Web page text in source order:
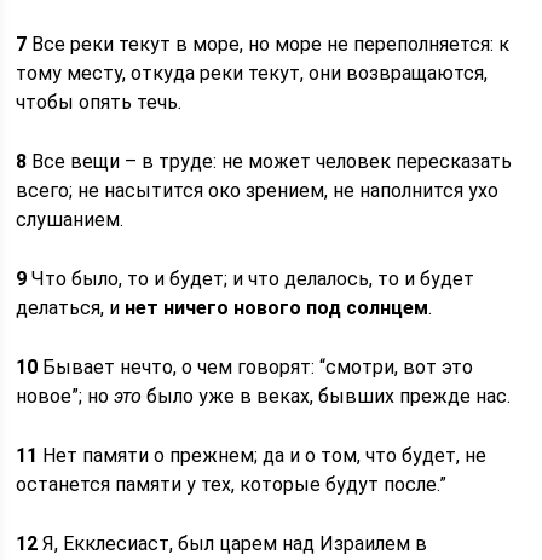
7 Все реки текут в море, но море не переполняется: к
тому месту, откуда реки текут, они возвращаются,
чтобы опять течь.
8 Все вещи – в труде: не может человек пересказать
всего; не насытится око зрением, не наполнится ухо
слушанием.
9 Что было, то и будет; и что делалось, то и будет
делаться, и нет ничего нового под солнцем.
10 Бывает нечто, о чем говорят: “смотри, вот это
новое”; ноэто было уже в веках, бывших прежде нас.
11 Нет памяти о прежнем; да и о том, что будет, не
останется памяти у тех, которые будут после.”
12 Я, Екклесиаст, был царем над Израилем в